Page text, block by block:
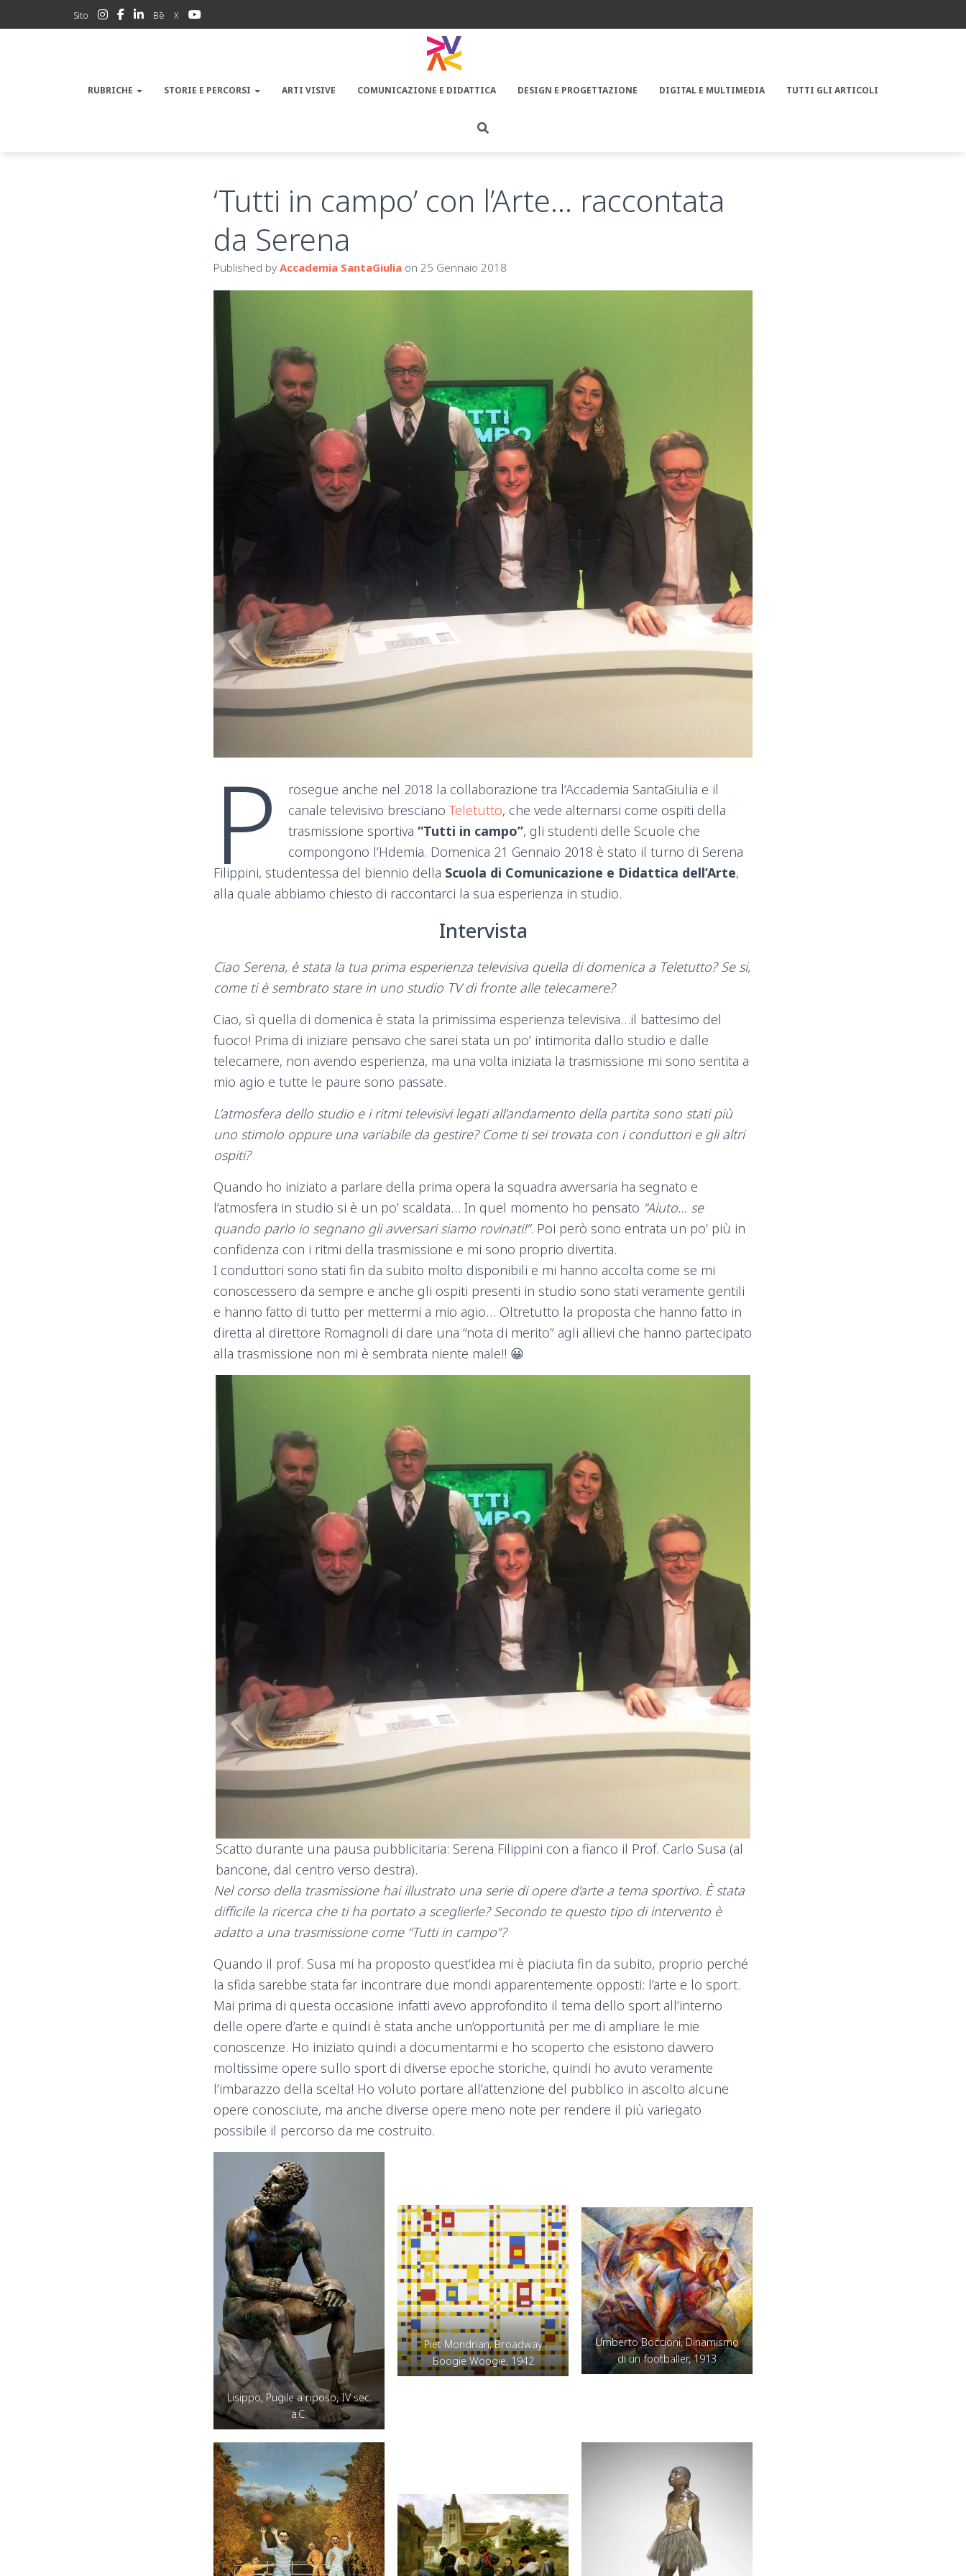
Sito Bē X
RUBRICHE STORIE E PERCORSI ARTI VISIVE COMUNICAZIONE E DIDATTICA DESIGN E PROGETTAZIONE DIGITAL E MULTIMEDIA TUTTI GLI ARTICOLI
‘Tutti in campo’ con l’Arte… raccontata
da Serena
Published by Accademia SantaGiulia on 25 Gennaio 2018
P
rosegue anche nel 2018 la collaborazione tra l’Accademia SantaGiulia e il
canale televisivo brescianoTeletutto, che vede alternarsi come ospiti della
trasmissione sportiva“Tutti in campo”, gli studenti delle Scuole che
compongono l’Hdemia. Domenica 21 Gennaio 2018 è stato il turno di Serena
Filippini, studentessa del biennio della Scuola di Comunicazione e Didattica dell’Arte,
alla quale abbiamo chiesto di raccontarci la sua esperienza in studio.
Intervista
Ciao Serena, è stata la tua prima esperienza televisiva quella di domenica a Teletutto? Se si,
come ti è sembrato stare in uno studio TV di fronte alle telecamere?
Ciao, sì quella di domenica è stata la primissima esperienza televisiva…il battesimo del
fuoco! Prima di iniziare pensavo che sarei stata un po’ intimorita dallo studio e dalle
telecamere, non avendo esperienza, ma una volta iniziata la trasmissione mi sono sentita a
mio agio e tutte le paure sono passate.
L’atmosfera dello studio e i ritmi televisivi legati all’andamento della partita sono stati più
uno stimolo oppure una variabile da gestire? Come ti sei trovata con i conduttori e gli altri
ospiti?
Quando ho iniziato a parlare della prima opera la squadra avversaria ha segnato e
l’atmosfera in studio si è un po’ scaldata… In quel momento ho pensato “Aiuto… se
quando parlo io segnano gli avversari siamo rovinati!”. Poi però sono entrata un po’ più in
confidenza con i ritmi della trasmissione e mi sono proprio divertita.
I conduttori sono stati fin da subito molto disponibili e mi hanno accolta come se mi
conoscessero da sempre e anche gli ospiti presenti in studio sono stati veramente gentili
e hanno fatto di tutto per mettermi a mio agio… Oltretutto la proposta che hanno fatto in
diretta al direttore Romagnoli di dare una “nota di merito” agli allievi che hanno partecipato
alla trasmissione non mi è sembrata niente male!! 😀
Scatto durante una pausa pubblicitaria: Serena Filippini con a fianco il Prof. Carlo Susa (al
bancone, dal centro verso destra).
Nel corso della trasmissione hai illustrato una serie di opere d’arte a tema sportivo. È stata
difficile la ricerca che ti ha portato a sceglierle? Secondo te questo tipo di intervento è
adatto a una trasmissione come “Tutti in campo”?
Quando il prof. Susa mi ha proposto quest’idea mi è piaciuta fin da subito, proprio perché
la sfida sarebbe stata far incontrare due mondi apparentemente opposti: l’arte e lo sport.
Mai prima di questa occasione infatti avevo approfondito il tema dello sport all’interno
delle opere d’arte e quindi è stata anche un’opportunità per me di ampliare le mie
conoscenze. Ho iniziato quindi a documentarmi e ho scoperto che esistono davvero
moltissime opere sullo sport di diverse epoche storiche, quindi ho avuto veramente
l’imbarazzo della scelta! Ho voluto portare all’attenzione del pubblico in ascolto alcune
opere conosciute, ma anche diverse opere meno note per rendere il più variegato
possibile il percorso da me costruito.
Lisippo, Pugile a riposo, IV sec.
a.C.
Piet Mondrian, Broadway
Boogie Woogie, 1942
Umberto Boccioni, Dinamismo
di un footballer, 1913